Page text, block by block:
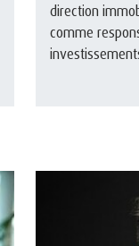
direction
comme